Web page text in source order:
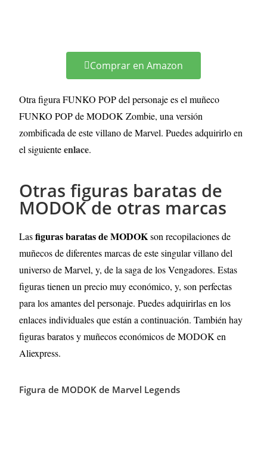
Comprar en Amazon
Otra figura FUNKO POP del personaje es el muñeco
FUNKO POP de MODOK Zombie, una versión
zombificada de este villano de Marvel. Puedes adquirirlo en
el siguienteenlace.
Otras figuras baratas de
MODOK de otras marcas
Lasfiguras baratas de MODOKson recopilaciones de
muñecos de diferentes marcas de este singular villano del
universo de Marvel, y, de la saga de los Vengadores. Estas
figuras tienen un precio muy económico, y, son perfectas
para los amantes del personaje. Puedes adquirirlas en los
enlaces individuales que están a continuación. También hay
figuras baratos y muñecos económicos de MODOK en
Aliexpress.
Figura de MODOK de Marvel Legends